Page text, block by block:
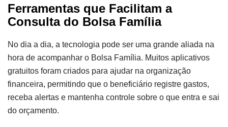
Ferramentas que Facilitam a
Consulta do Bolsa Família
No dia a dia, a tecnologia pode ser uma grande aliada na
hora de acompanhar o Bolsa Família. Muitos aplicativos
gratuitos foram criados para ajudar na organização
financeira, permitindo que o beneficiário registre gastos,
receba alertas e mantenha controle sobre o que entra e sai
do orçamento.